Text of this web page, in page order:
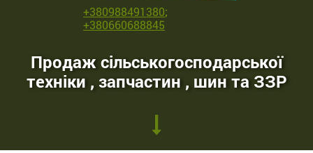
+380988491380;
+380660688845
Продаж сільськогосподарської
техніки , запчастин , шин та ЗЗР